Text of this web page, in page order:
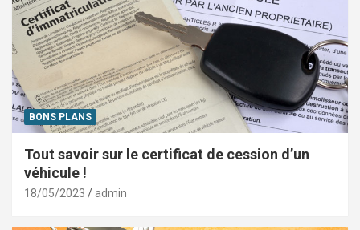
BONS PLANS
Tout savoir sur le certificat de cession d’un
véhicule !
18/05/2023 admin